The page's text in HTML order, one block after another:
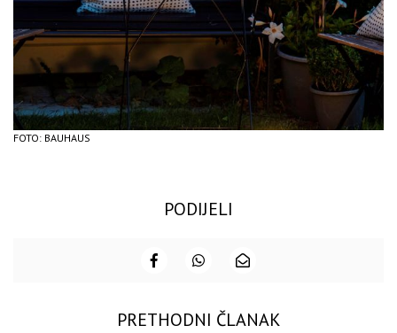
FOTO: BAUHAUS
PODIJELI
PRETHODNI ČLANAK